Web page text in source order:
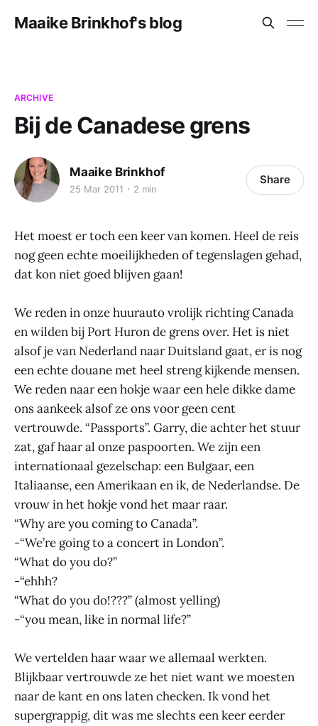
Maaike Brinkhof's blog
ARCHIVE
Bij de Canadese grens
Maaike Brinkhof
25 Mar 2011 2 min
Share
Het moest er toch een keer van komen. Heel de reis
nog geen echte moeilijkheden of tegenslagen gehad,
dat kon niet goed blijven gaan!
We reden in onze huurauto vrolijk richting Canada
en wilden bij Port Huron de grens over. Het is niet
alsof je van Nederland naar Duitsland gaat, er is nog
een echte douane met heel streng kijkende mensen.
We reden naar een hokje waar een hele dikke dame
ons aankeek alsof ze ons voor geen cent
vertrouwde. “Passports”. Garry, die achter het stuur
zat, gaf haar al onze paspoorten. We zijn een
internationaal gezelschap: een Bulgaar, een
Italiaanse, een Amerikaan en ik, de Nederlandse. De
vrouw in het hokje vond het maar raar.
“Why are you coming to Canada”.
-“We’re going to a concert in London”.
“What do you do?”
-“ehhh?
“What do you do!???” (almost yelling)
-“you mean, like in normal life?”
We vertelden haar waar we allemaal werkten.
Blijkbaar vertrouwde ze het niet want we moesten
naar de kant en ons laten checken. Ik vond het
supergrappig, dit was me slechts een keer eerder